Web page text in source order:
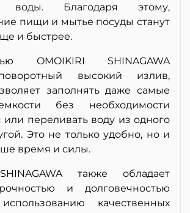
Благодаря этому,
пищи и мытье посуды станут
и быстрее.
OMOIKIRI SHINAGAWA
высокий излив,
заполнять даже самые
без необходимости
или переливать воду из одного
Это не только удобно, но и
время и силы.
также обладает
и долговечностью
качественных